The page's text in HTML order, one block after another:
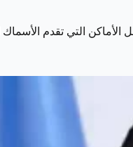
التي تقدم الأسماك